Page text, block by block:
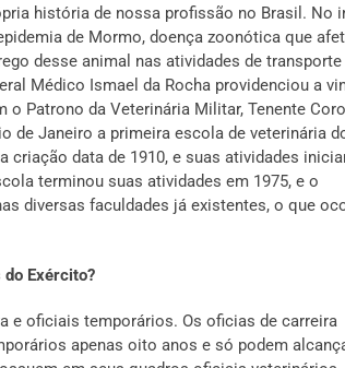
história de nossa profissão no Brasil. No
de Mormo, doença zoonótica que
desse animal nas atividades de transporte
Médico Ismael da Rocha providenciou a
Patrono da Veterinária Militar, Tenente
de Janeiro a primeira escola de veterinária
criação data de 1910, e suas atividades
terminou suas atividades em 1975, e o
diversas faculdades já existentes, o que
Exército?
e oficiais temporários. Os oficias de carreira
apenas oito anos e só podem